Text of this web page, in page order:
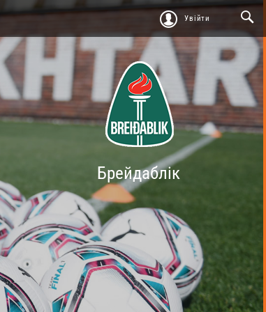
Увійти
Брейдаблік